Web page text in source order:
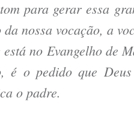
para gerar essa
nossa vocação, a
no Evangelho
é o pedido que
o padre.